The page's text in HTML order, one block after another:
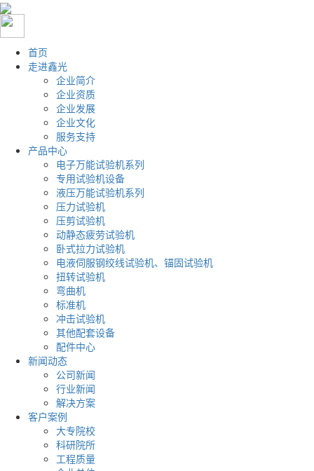
首页
走进鑫光
企业简介
企业资质
企业发展
企业文化
服务支持
产品中心
电子万能试验机系列
专用试验机设备
液压万能试验机系列
压力试验机
压剪试验机
动静态疲劳试验机
卧式拉力试验机
电液伺服钢绞线试验机、锚固试验机
扭转试验机
弯曲机
标准机
冲击试验机
其他配套设备
配件中心
新闻动态
公司新闻
行业新闻
解决方案
客户案例
大专院校
科研院所
工程质量